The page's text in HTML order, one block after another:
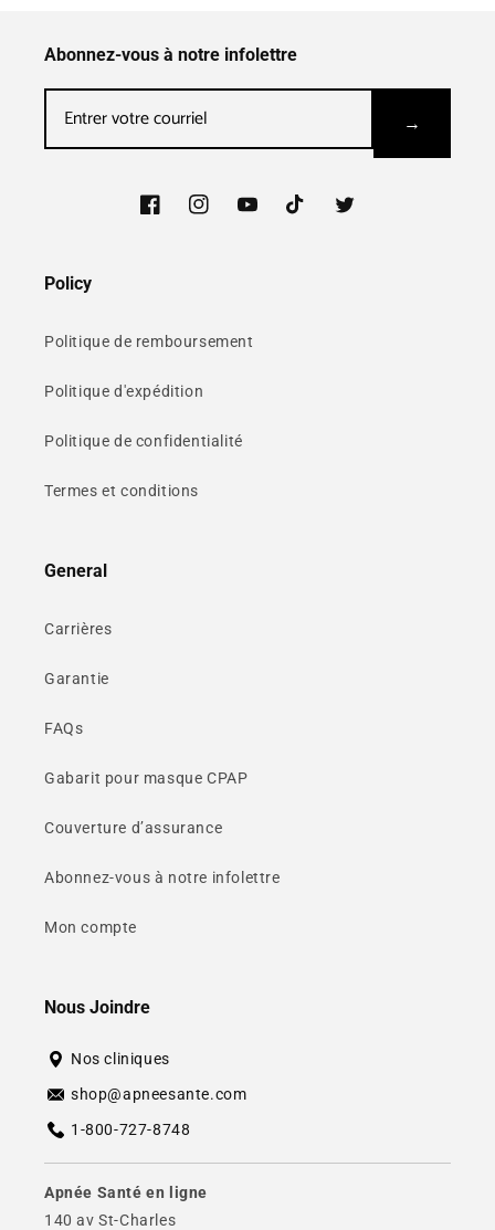
Abonnez-vous à notre infolettre
FacebookInstagramYouTubeTikTok Twitter
Policy
Politique de remboursement
Politique d'expédition
Politique de confidentialité
Termes et conditions
General
Carrières
Garantie
FAQs
Gabarit pour masque CPAP
Couverture d’assurance
Abonnez-vous à notre infolettre
Mon compte
Nous Joindre
Nos cliniques
shop@apneesante.com
1-800-727-8748
Apnée Santé en ligne
140 av St-Charles